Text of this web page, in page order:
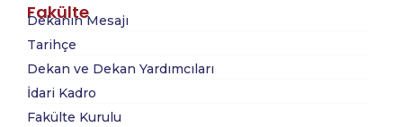
Fakülte
Dekanın Mesajı
Tarihçe
Dekan ve Dekan Yardımcıları
İdari Kadro
Fakülte Kurulu